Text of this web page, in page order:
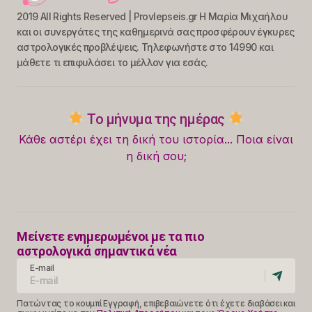
2019 All Rights Reserved | Provlepseis.gr Η Μαρία Μιχαήλου
και οι συνεργάτες της καθημερινά σας προσφέρουν έγκυρες
αστρολογικές προβλέψεις. Τηλεφωνήστε στο 14990 και
μάθετε τι επιφυλάσει το μέλλον για εσάς.
Το μήνυμα της ημέρας
Κάθε αστέρι έχει τη δική του ιστορία... Ποια είναι
η δική σου;
Μείνετε ενημερωμένοι με τα πιο
αστρολογικά σημαντικά νέα
E-mail
Πατώντας το κουμπί Εγγραφή, επιβεβαιώνετε ότι έχετε διαβάσει και